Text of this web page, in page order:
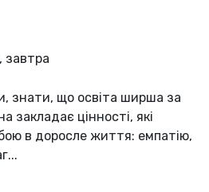
завтра
знати, що освіта ширша за
закладає цінності, які
в доросле життя: емпатію,